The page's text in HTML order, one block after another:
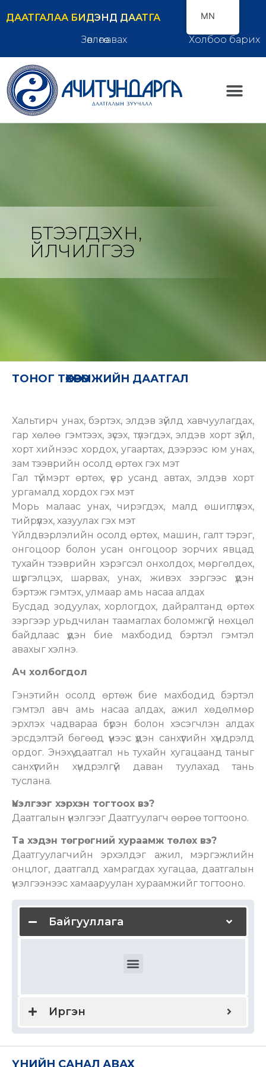
ДААТГАЛАА БИДЭНД ДААТГА
Зөвлөгөө авах
Холбоо барих
БҮТЭЭГДЭХҮҮН,
ҮЙЛЧИЛГЭЭ
Байгууллага
Иргэн
ТОНОГ ТӨХӨӨРӨМЖИЙН ДААТГАЛ
Хальтирч унах, бэртэх, элдэв зүйлд хавчуулагдах,
гар хөлөө гэмтээх, зүсэх, түлэгдэх, элдэв хорт зүйл,
хорт хийнээс хордох, угаартах, дээрээс юм унах,
зам тээврийн осолд өртөх гэх мэт
Гал түймэрт өртөх, үер усанд автах, элдэв хорт
ургамалд хордох гэх мэт
Морь малаас унах, чирэгдэх, малд өшиглүүлэх,
тийрүүлэх, хазуулах гэх мэт
Үйлдвэрлэлийн осолд өртөх, машин, галт тэрэг,
онгоцоор болон усан онгоцоор зорчих явцад
тухайн тээврийн хэрэгсэл онхолдох, мөргөлдөх,
шүргэлцэх, шарвах, унах, живэх зэргээс үүдэн
бэртэж гэмтэх, улмаар амь насаа алдах
Бусдад зодуулах, хорлогдох, дайралтанд өртөх
зэргээр урьдчилан таамаглах боломжгүй нөхцөл
байдлаас үүдэн бие махбодид бэртэл гэмтэл
авахыг хэлнэ.
Ач холбогдол
Гэнэтийн осолд өртөж бие махбодид бэртэл
гэмтэл авч амь насаа алдах, ажил хөдөлмөр
эрхлэх чадвараа бүрэн болон хэсэгчлэн алдах
эрсдэлтэй бөгөөд үүнээс үүдэн санхүүгийн хүндрэлд
ордог. Энэхүү даатгал нь тухайн хугацаанд таныг
санхүүгийн хүндрэлгүй даван туулахад тань
туслана.
Үнэлгээг хэрхэн тогтоох вэ?
Даатгалын үнэлгээг Даатгуулагч өөрөө тогтооно.
Та хэдэн төгрөгний хураамж төлөх вэ?
Даатгуулагчийн эрхэлдэг ажил, мэргэжлийн
онцлог, даатгалд хамрагдах хугацаа, даатгалын
үнэлгээнээс хамааруулан хураамжийг тогтооно.
ҮНИЙН САНАЛ АВАХ
MN